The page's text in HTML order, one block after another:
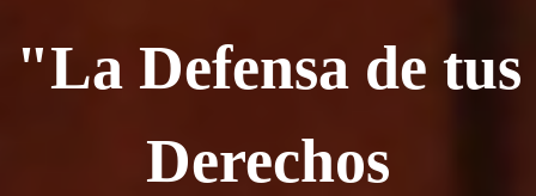
"La Defensa de tus
Derechos